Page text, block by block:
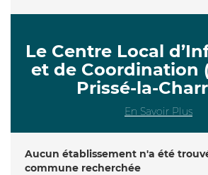
Le Centre Local
et de Coordination
Prissé-la-
En Savoir Plus
Aucun établissement n'a été
commune recherchée